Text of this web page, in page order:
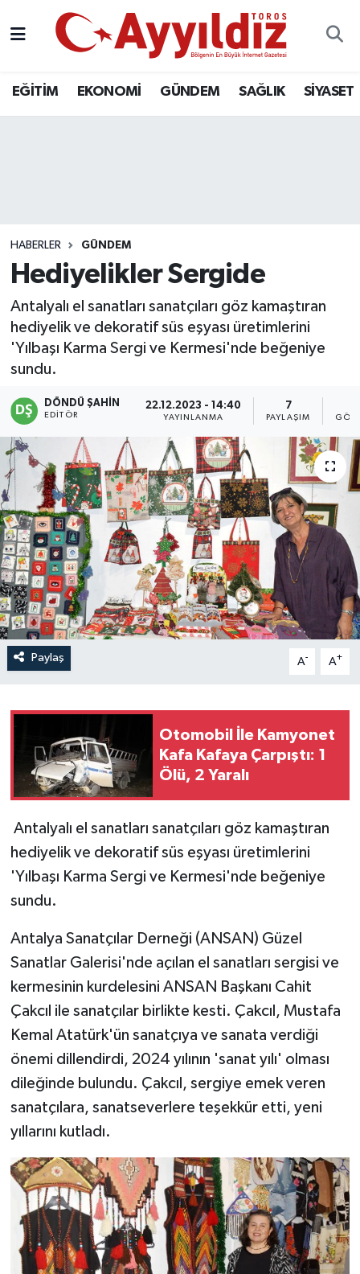
EĞİTİM EKONOMİ GÜNDEM SAĞLIK SİYASET
HABERLER GÜNDEM
Hediyelikler Sergide
Antalyalı el sanatları sanatçıları göz kamaştıran
hediyelik ve dekoratif süs eşyası üretimlerini
'Yılbaşı Karma Sergi ve Kermesi'nde beğeniye
sundu.
DÖNDÜ ŞAHİN
EDITÖR
22.12.2023 - 14:40
YAYINLANMA
7
PAYLAŞIM
Paylaş A- A+
Otomobil İle Kamyonet
Kafa Kafaya Çarpıştı: 1
Ölü, 2 Yaralı
Antalyalı el sanatları sanatçıları göz kamaştıran
hediyelik ve dekoratif süs eşyası üretimlerini
'Yılbaşı Karma Sergi ve Kermesi'nde beğeniye
sundu.
Antalya Sanatçılar Derneği (ANSAN) Güzel
Sanatlar Galerisi'nde açılan el sanatları sergisi ve
kermesinin kurdelesini ANSAN Başkanı Cahit
Çakcıl ile sanatçılar birlikte kesti. Çakcıl, Mustafa
Kemal Atatürk'ün sanatçıya ve sanata verdiği
önemi dillendirdi, 2024 yılının 'sanat yılı' olması
dileğinde bulundu. Çakcıl, sergiye emek veren
sanatçılara, sanatseverlere teşekkür etti, yeni
yıllarını kutladı.